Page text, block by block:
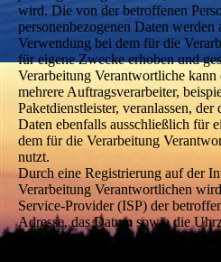
wird. Die von der betroffenen
personenbezogenen Daten
Verwendung bei dem für die
für eigene Zwecke erhoben und
Verarbeitung Verantwortliche kann
mehrere Auftragsverarbeiter,
Paketdienstleister, veranlassen, der
Daten ebenfalls ausschließlich für
dem für die Verarbeitung
nutzt.
Durch eine Registrierung auf der
Verarbeitung Verantwortlichen
Service-Provider (ISP) der
Adresse, das Datum sowie die
gespeichert. Die Speicherung